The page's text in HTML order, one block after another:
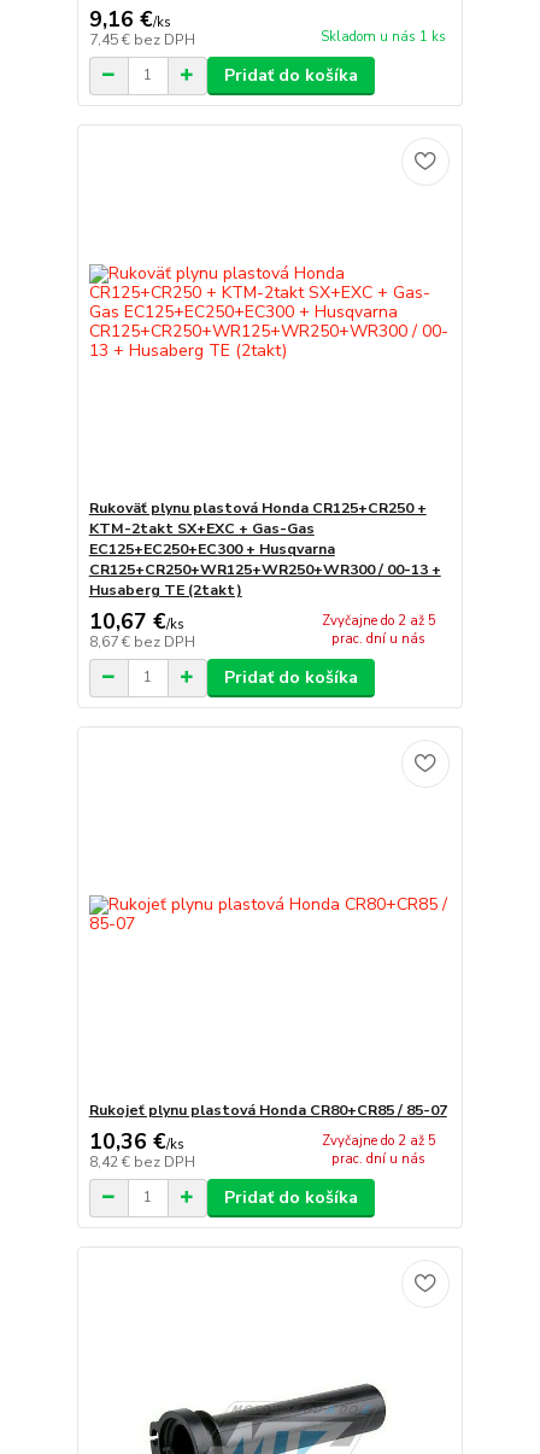
9,16 €/ks
7,45 € bez DPH Skladom u nás 1 ks
Pridať do košíka
Rukoväť plynu plastová Honda CR125+CR250 +
KTM-2takt SX+EXC + Gas-Gas
EC125+EC250+EC300 + Husqvarna
CR125+CR250+WR125+WR250+WR300 / 00-13 +
Husaberg TE (2takt)
10,67 €/ks
8,67 € bez DPH
Zvyčajne do 2 až 5
prac. dní u nás
Pridať do košíka
Rukojeť plynu plastová Honda CR80+CR85 / 85-07
10,36 €/ks
8,42 € bez DPH
Zvyčajne do 2 až 5
prac. dní u nás
Pridať do košíka